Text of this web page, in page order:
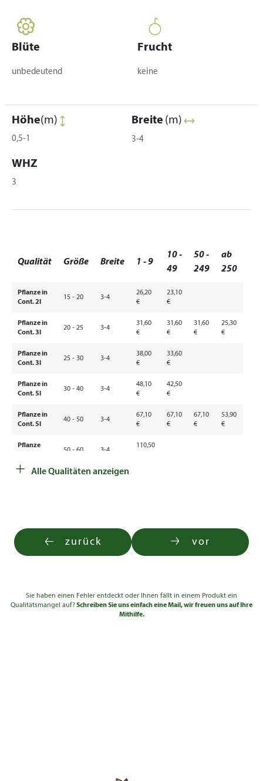
Blüte
unbedeutend
Frucht
keine
Höhe(m)
0,5-1
Breite (m)
3-4
WHZ
3
Qualität Größe Breite 1 - 9
10 -
49
50 -
249
ab
250
Pflanze in
Cont. 2l
15 - 20 3-4
26,20
€
23,10
€
Pflanze in
Cont. 3l
20 - 25 3-4
31,60
€
31,60
€
31,60
€
25,30
€
Pflanze in
Cont. 3l
25 - 30 3-4
38,00
€
33,60
€
Pflanze in
Cont. 5l
30 - 40 3-4
48,10
€
42,50
€
Pflanze in
Cont. 5l
40 - 50 3-4
67,10
€
67,10
€
67,10
€
53,90
€
Pflanze
50 - 60 3-4
110,50
Pflanze
Solitär 5xv
80 - 100
Solitär 5xv
mDb
125 -
150
3-4
945,00
€
+ Alle Qualitäten anzeigen
zurück vor
Sie haben einen Fehler entdeckt oder Ihnen fällt in einem Produkt ein
Qualitätsmangel auf?Schreiben Sie uns einfach eine Mail, wir freuen uns auf Ihre
Mithilfe.